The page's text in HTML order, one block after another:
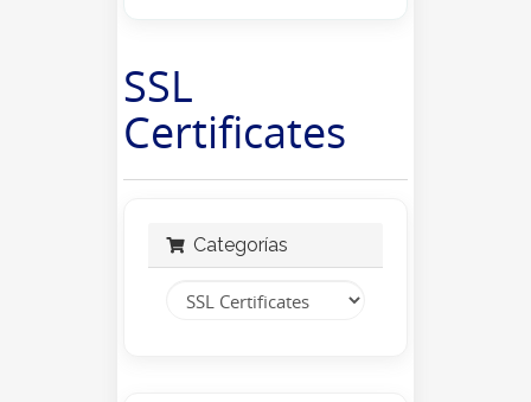
SSL
Certificates
Categorías